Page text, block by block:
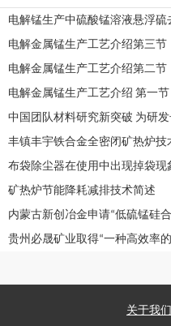
矿热炉节能降耗减排技术简述
关于我们